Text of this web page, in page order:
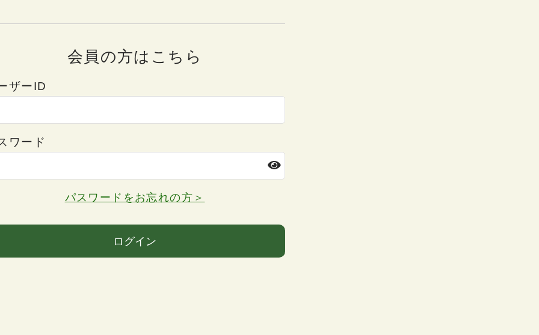
会員の方はこちら
ザーID
ワード
パスワードをお忘れの方＞
ログイン